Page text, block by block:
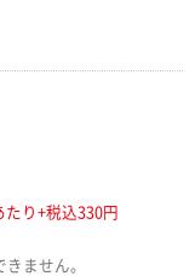
たり+税込330円
ません。